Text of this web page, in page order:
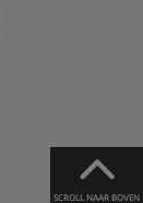
SCROLL NAAR BOVEN